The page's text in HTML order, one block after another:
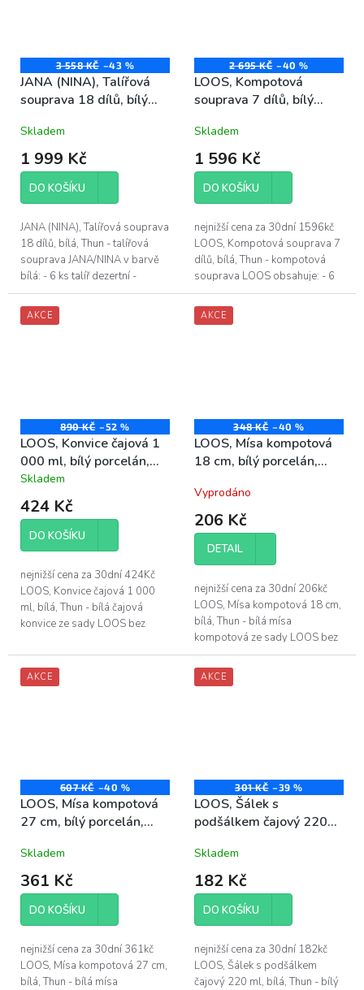
3 558 KČ –43 %
JANA (NINA), Talířová
souprava 18 dílů, bílý
Skladem
1 999 Kč
DO KOŠÍKU
JANA (NINA), Talířová souprava
18 dílů, bílá, Thun - talířová
souprava JANA/NINA v barvě
bílá: - 6 ks talíř dezertní -
průměr: 19 cm - 6 ks talíř
hluboký - průměr: 22 cm - 6
ks...
2 695 KČ –40 %
LOOS, Kompotová
souprava 7 dílů, bílý
Skladem
1 596 Kč
DO KOŠÍKU
nejnižší cena za 30dní 1596kč
LOOS, Kompotová souprava 7
dílů, bílá, Thun - kompotová
souprava LOOS obsahuje: - 6
ks kompotová mísa - průměr:
18 cm - 1 ks kompotová mísa
-...
AKCE
890 KČ –52 %
LOOS, Konvice čajová 1
000 ml, bílý porcelán,
Thun
Průměrné
hodnocení
produktu
je
5,0
5
hvězdiček.
Skladem
424 Kč
DO KOŠÍKU
nejnižší cena za 30dní 424Kč
LOOS, Konvice čajová 1 000
ml, bílá, Thun - bílá čajová
konvice ze sady LOOS bez
LOOS 1 000 ml
AKCE
348 KČ –40 %
LOOS, Mísa kompotová
18 cm, bílý porcelán,
Vyprodáno
206 Kč
DETAIL
nejnižší cena za 30dní 206kč
LOOS, Mísa kompotová 18 cm,
bílá, Thun - bílá mísa
kompotová ze sady LOOS bez
dekoru - délka mísy
kompotové LOOS 18 cm -
vyrobeno z vysoce...
AKCE
607 KČ –40 %
LOOS, Mísa kompotová
27 cm, bílý porcelán,
Skladem
361 Kč
DO KOŠÍKU
nejnižší cena za 30dní 361kč
LOOS, Mísa kompotová 27 cm,
bílá, Thun - bílá mísa
AKCE
301 KČ –39 %
LOOS, Šálek s
podšálkem čajový 220
Skladem
182 Kč
DO KOŠÍKU
nejnižší cena za 30dní 182kč
LOOS, Šálek s podšálkem
čajový 220 ml, bílá, Thun - bílý